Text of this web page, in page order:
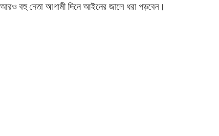
আরও বহু নেতা আগামী দিনে আইনের জালে ধরা পড়বেন।